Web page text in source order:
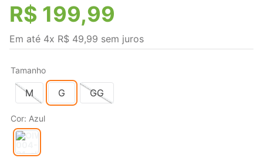
R$ 199,99
Em até 4x R$ 49,99 sem juros
Tamanho
M G GG
Cor: Azul